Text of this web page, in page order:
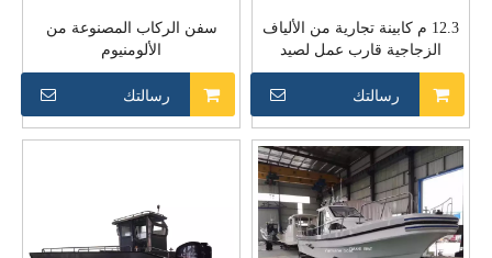
12.3 م كابينة تجارية من الألياف
الزجاجية قارب عمل لصيد
الأسماك
رسالتك
سفن الركاب المصنوعة من
الألومنيوم
رسالتك